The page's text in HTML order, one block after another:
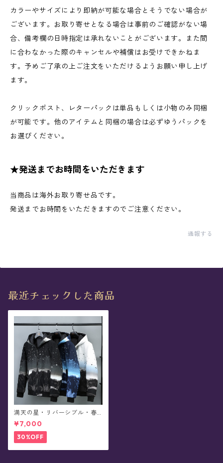
カラーやサイズにより即納が可能な場合とそうでない場合が
ございます。お取り寄せとなる場合は事前のご確認がない場
合、備考欄の日時指定は承れないことがございます。また間
に合わなかった際のキャンセルや補償はお受けできかねま
す。予めご了承の上ご注文をいただけるようお願い申し上げ
ます。
クリックポスト、レターパックは単品もしくは小物のみ同梱
が可能です。他のアイテムと同梱の場合は必ずゆうパックを
お選びください。
★発送までお時間をいただきます
当商品は海外お取り寄せ品です。
発送までお時間をいただきますのでご注意ください。
通報する
最近チェックした商品
満天の星・リバーシブル・春
秋用ジャンパー (全3色)
¥7,000
30%OFF